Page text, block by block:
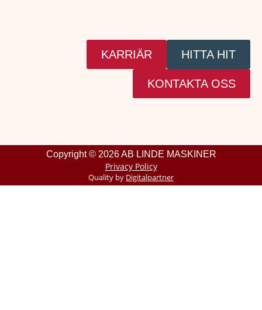
KARRIÄR HITTA HIT
KONTAKTA OSS
Copyright © 2026 AB LINDE MASKINER
Privacy Policy
Quality by Digitalpartner